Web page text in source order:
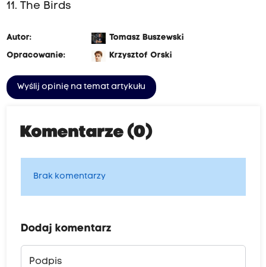
11. The Birds
Autor:
Tomasz Buszewski
Opracowanie:
Krzysztof Orski
Wyślij opinię na temat artykułu
Komentarze (0)
Brak komentarzy
Dodaj komentarz
Podpis